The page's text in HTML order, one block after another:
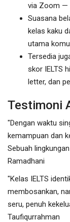
via Zoom —
Suasana
kelas kaku
utama
Tersedia
skor IELTS
letter, dan
Testimoni
"Dengan waktu
kemampuan dan
Sebuah
Ramadhani
"Kelas IELTS
membosankan,
seru, penuh
Taufiqurrahman